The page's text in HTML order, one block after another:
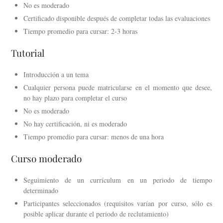
No es moderado
Certificado disponible después de completar todas las evaluaciones
Tiempo promedio para cursar: 2-3 horas
Tutorial
Introducción a un tema
Cualquier persona puede matricularse en el momento que desee,
no hay plazo para completar el curso
No es moderado
No hay certificación, ni es moderado
Tiempo promedio para cursar: menos de una hora
Curso moderado
Seguimiento de un currículum en un periodo de tiempo
determinado
Participantes seleccionados (requisitos varían por curso, sólo es
posible aplicar durante el periodo de reclutamiento)